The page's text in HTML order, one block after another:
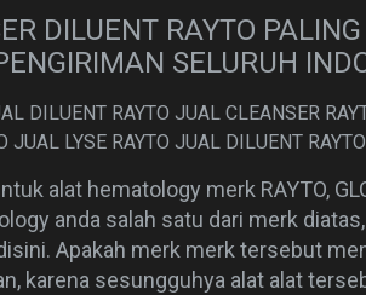
DILUENT RAYTO
SELURUH
DILUENT RAYTO JUAL CLEANSER
LYSE RAYTO JUAL DILUENT RAYTO
alat hematology merk RAYTO,
anda salah satu dari merk
Apakah merk merk tersebut
karena sesungguhya alat alat